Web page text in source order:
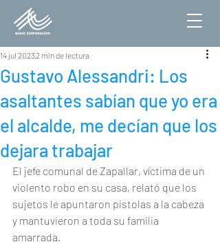
Gustavo Alessandri: Los
asaltantes sabían que yo era
el alcalde, me decían que los
dejara trabajar
14 jul 20232 min de lectura
El jefe comunal de Zapallar, víctima de un
violento robo en su casa, relató que los
sujetos le apuntaron pistolas a la cabeza
y mantuvieron a toda su familia
amarrada.